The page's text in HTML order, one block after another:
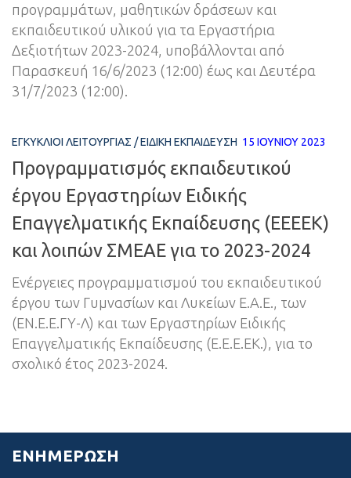
προγραμμάτων, μαθητικών δράσεων και
εκπαιδευτικού υλικού για τα Εργαστήρια
Δεξιοτήτων 2023-2024, υποβάλλονται από
Παρασκευή 16/6/2023 (12:00) έως και Δευτέρα
31/7/2023 (12:00).
ΕΓΚΎΚΛΙΟΙ ΛΕΙΤΟΥΡΓΊΑΣ /ΕΙΔΙΚΉ ΕΚΠΑΊΔΕΥΣΗ 15 ΙΟΥΝΊΟΥ 2023
Προγραμματισμός εκπαιδευτικού
έργου Εργαστηρίων Ειδικής
Επαγγελματικής Εκπαίδευσης (ΕΕΕΕK)
και λoιπών ΣΜΕΑΕ για το 2023-2024
Ενέργειες προγραμματισμού του εκπαιδευτικού
έργου των Γυμνασίων και Λυκείων Ε.Α.Ε., των
(ΕΝ.Ε.Ε.ΓΥ-Λ) και των Εργαστηρίων Ειδικής
Επαγγελματικής Εκπαίδευσης (Ε.Ε.Ε.ΕΚ.), για το
σχολικό έτος 2023-2024.
ΕΝΗΜΈΡΩΣΗ